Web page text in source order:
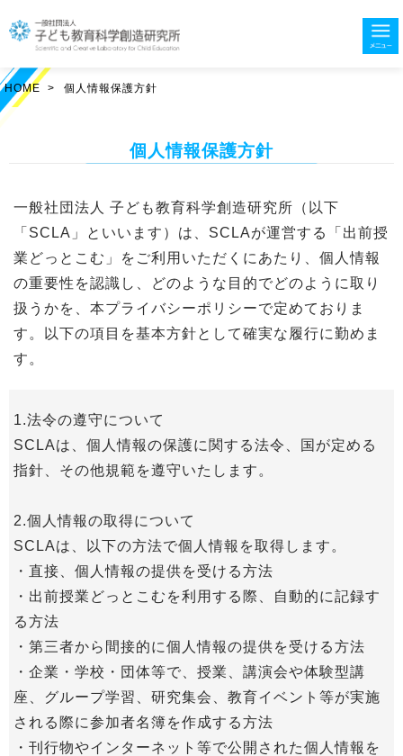
HOME > 個人情報保護方針
個人情報保護方針
一般社団法人 子ども教育科学創造研究所（以下
「SCLA」といいます）は、SCLAが運営する「出前授
業どっとこむ」をご利用いただくにあたり、個人情報
の重要性を認識し、どのような目的でどのように取り
扱うかを、本プライバシーポリシーで定めておりま
す。以下の項目を基本方針として確実な履行に勤めま
す。
1.法令の遵守について
SCLAは、個人情報の保護に関する法令、国が定める
指針、その他規範を遵守いたします。
2.個人情報の取得について
SCLAは、以下の方法で個人情報を取得します。
・直接、個人情報の提供を受ける方法
・出前授業どっとこむを利用する際、自動的に記録す
る方法
・第三者から間接的に個人情報の提供を受ける方法
・企業・学校・団体等で、授業、講演会や体験型講
座、グループ学習、研究集会、教育イベント等が実施
される際に参加者名簿を作成する方法
・刊行物やインターネット等で公開された個人情報を